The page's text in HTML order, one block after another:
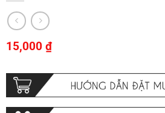
15,000 ₫